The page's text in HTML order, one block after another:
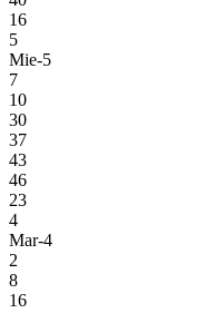
16
5
Mie-5
7
10
30
37
43
46
23
4
Mar-4
2
8
16